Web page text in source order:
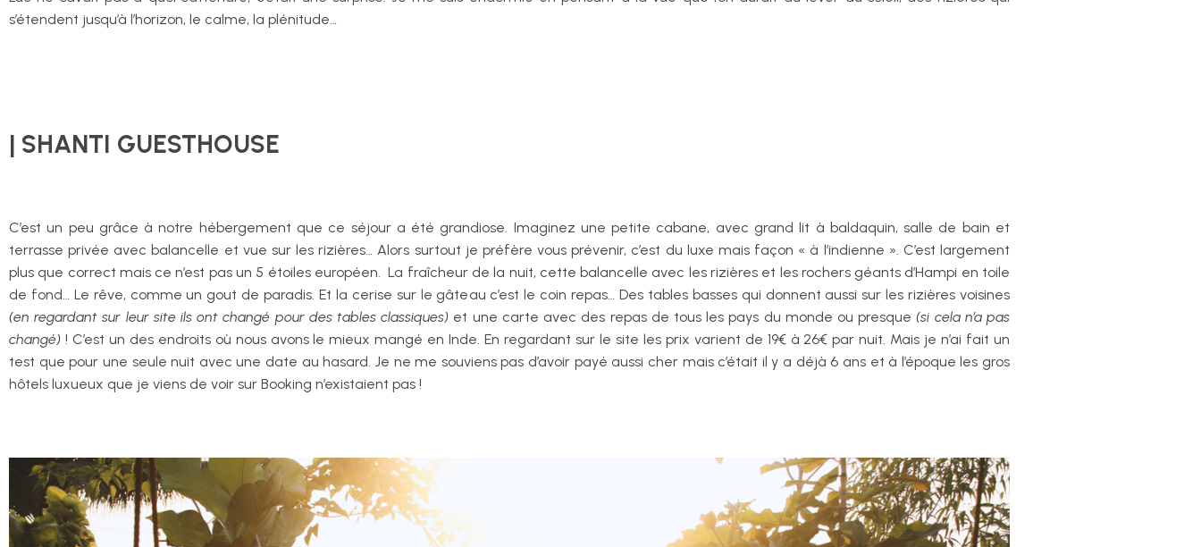
s’étendent jusqu’à l’horizon, le calme, la plénitude…
| SHANTI GUESTHOUSE
C’est un peu grâce à notre hébergement que ce séjour a été grandiose. Imaginez une petite cabane, avec grand lit à baldaquin, salle de bain et
terrasse privée avec balancelle et vue sur les rizières… Alors surtout je préfère vous prévenir, c’est du luxe mais façon « à l’indienne ». C’est largement
plus que correct mais ce n’est pas un 5 étoiles européen. La fraîcheur de la nuit, cette balancelle avec les rizières et les rochers géants d’Hampi en toile
de fond… Le rêve, comme un gout de paradis. Et la cerise sur le gâteau c’est le coin repas… Des tables basses qui donnent aussi sur les rizières voisines
(en regardant sur leur site ils ont changé pour des tables classiques) et une carte avec des repas de tous les pays du monde ou presque(si cela n’a pas
changé) ! C’est un des endroits où nous avons le mieux mangé en Inde. En regardant sur le site les prix varient de 19€ à 26€ par nuit. Mais je n’ai fait un
test que pour une seule nuit avec une date au hasard. Je ne me souviens pas d’avoir payé aussi cher mais c’était il y a déjà 6 ans et à l’époque les gros
hôtels luxueux que je viens de voir sur Booking n’existaient pas !